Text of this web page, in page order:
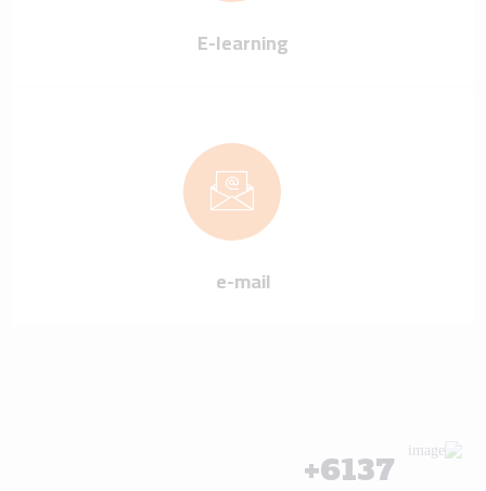
E-learning
e-mail
6137
+